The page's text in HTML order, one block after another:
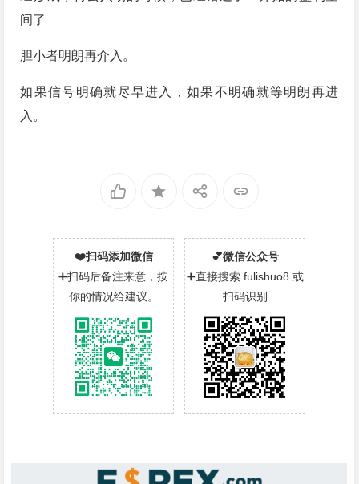
间了
胆小者明朗再介入。
如果信号明确就尽早进入，如果不明确就等明朗再进
入。
❤️扫码添加微信
➕扫码后备注来意，按
你的情况给建议。
💕微信公众号
➕直接搜索 fulishuo8 或
扫码识别